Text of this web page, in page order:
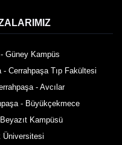
Güney Kampüs
Cerrahpaşa Tıp Fakültesi
- Avcılar
- Büyükçekmece
Kampüsü
Üniversitesi